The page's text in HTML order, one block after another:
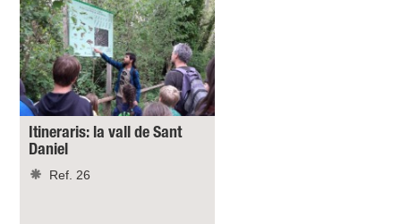
Itineraris: la vall de Sant
Daniel
Ref. 26